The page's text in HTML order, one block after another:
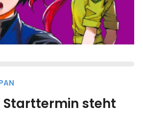
Starttermin steht